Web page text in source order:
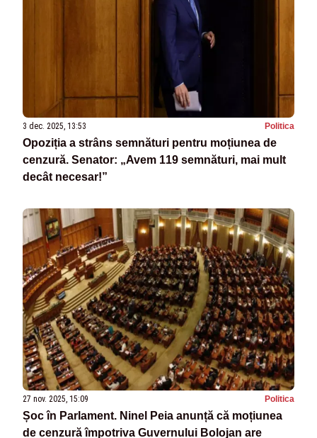
3 dec. 2025, 13:53 Politica
Opoziția a strâns semnături pentru moțiunea de
cenzură. Senator: „Avem 119 semnături, mai mult
decât necesar!”
27 nov. 2025, 15:09 Politica
Șoc în Parlament. Ninel Peia anunță că moțiunea
de cenzură împotriva Guvernului Bolojan are